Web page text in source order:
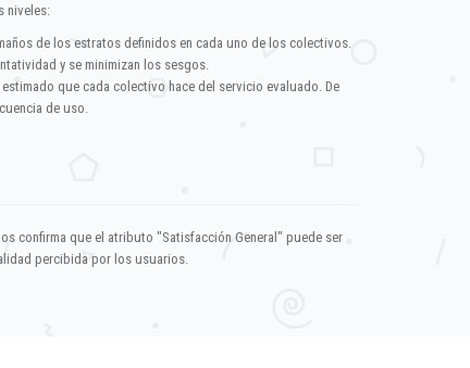
niveles:
de los estratos definidos en cada uno de los colectivos.
y se minimizan los sesgos.
que cada colectivo hace del servicio evaluado. De
de uso.
confirma que el atributo "Satisfacción General" puede ser
percibida por los usuarios.